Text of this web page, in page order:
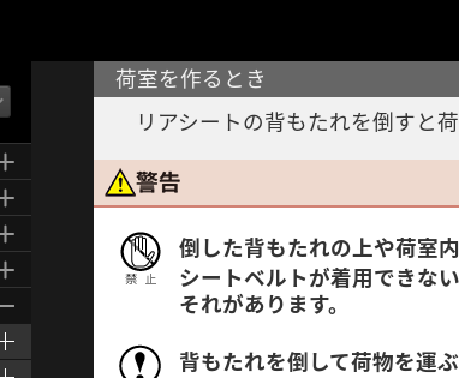
荷室を作るとき
リアシートの背もたれを倒すと
倒した背もたれの上や荷室
シートベルトが着用できな
それがあります。
背もたれを倒して荷物を運